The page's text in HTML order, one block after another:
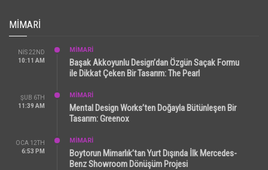
MIMARI
NIS 22ND
10:11 AM
MİMARİ
Başak Akkoyunlu Design’dan Özgün Saçak Formu
ile Dikkat Çeken Bir Tasarım: The Pearl
ŞUB 6TH
11:39 AM
MİMARİ
Mental Design Works’ten Doğayla Bütünleşen Bir
Tasarım: Greenox
OCA 12TH
6:53 PM
MİMARİ
Boytorun Mimarlık’tan Yurt Dışında İlk Mercedes-
Benz Showroom Dönüşüm Projesi